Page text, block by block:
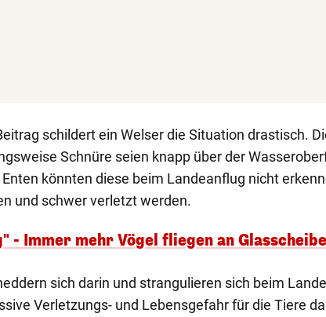
schildert ein Welser die Situation drastisch.
Schnüre seien knapp über der
könnten diese beim Landeanflug nicht
und schwer verletzt werden.
- Immer mehr Vögel fliegen an
sich darin und strangulieren sich beim
Verletzungs- und Lebensgefahr für die Tiere